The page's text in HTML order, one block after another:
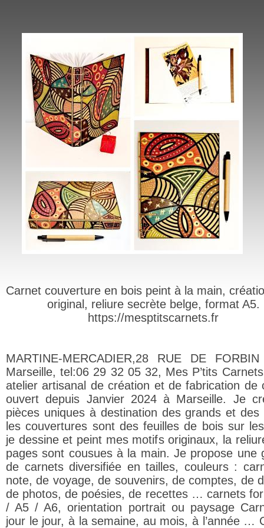
Carnet couverture en bois peint à la main,
original, reliure secrète belge, format A5.
https://mesptitscarnets.fr
MARTINE-MERCADIER,28 RUE DE
Marseille, tel:06 29 32 05 32, Mes P’tits
atelier artisanal de création et de fabrication de
ouvert depuis Janvier 2024 à Marseille. Je
pièces uniques à destination des grands et
les couvertures sont des feuilles de bois sur
je dessine et peint mes motifs originaux, la
pages sont cousues à la main. Je propose une
de carnets diversifiée en tailles, couleurs :
note, de voyage, de souvenirs, de comptes, de
de photos, de poésies, de recettes … carnets
/ A5 / A6, orientation portrait ou paysage
jour le jour, à la semaine, au mois, à l’année …